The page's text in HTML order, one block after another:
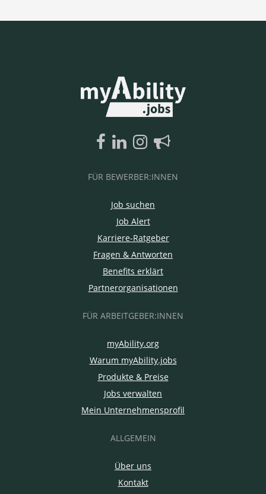
FÜR BEWERBER:INNEN
Job suchen
Job Alert
Karriere-Ratgeber
Fragen & Antworten
Benefits erklärt
Partnerorganisationen
FÜR ARBEITGEBER:INNEN
myAbility.org
Warum myAbility.jobs
Produkte & Preise
Jobs verwalten
Mein Unternehmensprofil
ALLGEMEIN
Über uns
Kontakt